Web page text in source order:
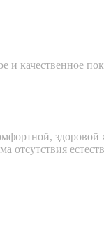
и качественное
отсутствия